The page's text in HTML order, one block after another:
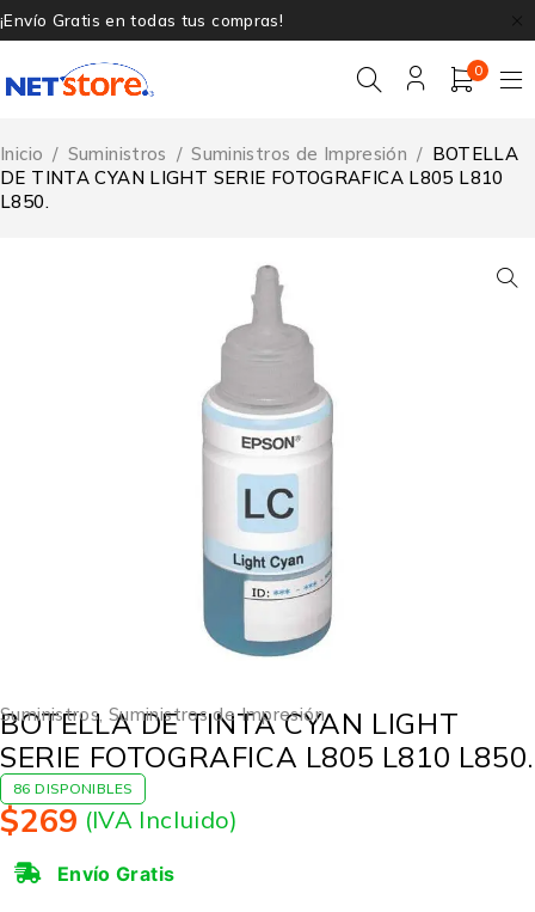
¡Envío Gratis en todas tus compras!
0
Inicio / Suministros / Suministros de Impresión / BOTELLA
DE TINTA CYAN LIGHT SERIE FOTOGRAFICA L805 L810
L850.
Suministros, Suministros de Impresión
BOTELLA DE TINTA CYAN LIGHT
SERIE FOTOGRAFICA L805 L810 L850.
86 DISPONIBLES
$269 (IVA Incluido)
Envío Gratis